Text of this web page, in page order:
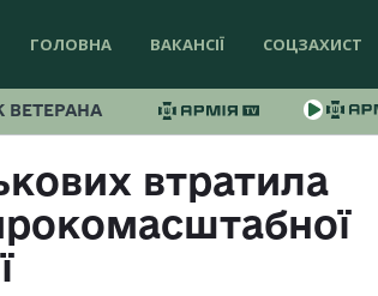
ГОЛОВНА ВАКАНСІЇ СОЦЗАХИСТ
ВЕТЕРАНА
втратила